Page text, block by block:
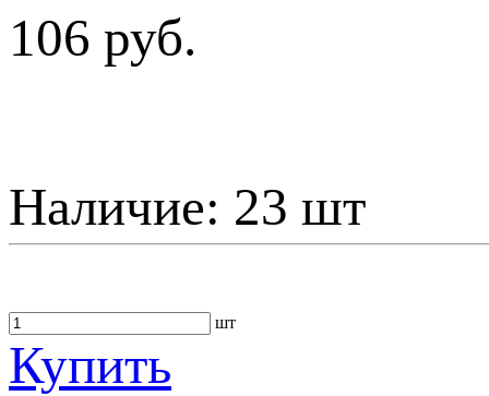
106 руб.
Наличие: 23 шт
шт
Купить